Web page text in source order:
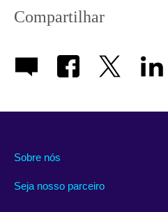
Compartilhar
Sobre nós
Seja nosso parceiro